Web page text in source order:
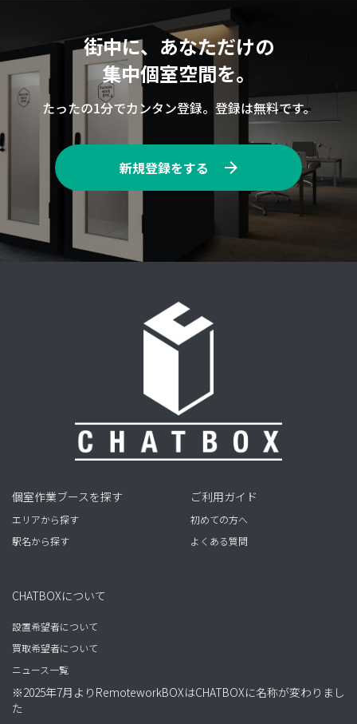
街中に、あなただけの
集中個室空間を。
たったの1分でカンタン登録。登録は無料です。
新規登録をする
個室作業ブースを探す
エリアから探す
駅名から探す
ご利用ガイド
初めての方へ
よくある質問
CHATBOXについて
設置希望者について
買取希望者について
ニュース一覧
※2025年7月よりRemoteworkBOXはCHATBOXに名称が変わりまし
た